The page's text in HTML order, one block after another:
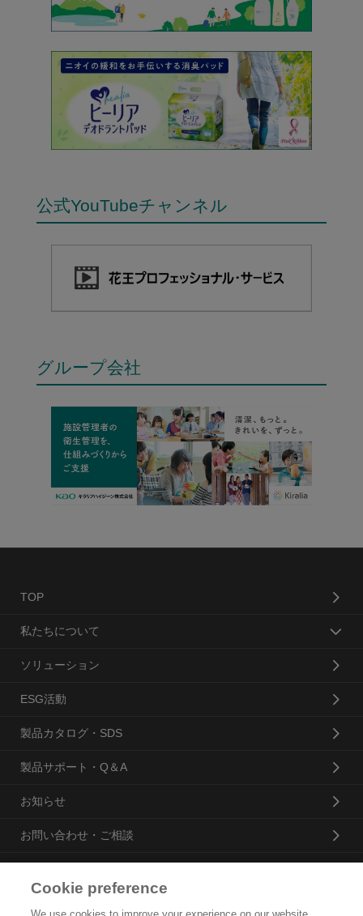
公式YouTubeチャンネル
グループ会社
TOP
私たちについて
ソリューション
ESG活動
製品カタログ・SDS
製品サポート・Q＆A
お知らせ
お問い合わせ・ご相談
Cookie preference